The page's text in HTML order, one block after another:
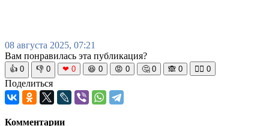
08 августа 2025, 07:21
Вам понравилась эта публикация?
👍 0 👎 0 ❤ 0 😆 0 😡 0 🤔 0 🙈 0 🧘‍♀️ 0
Поделиться
Комментарии